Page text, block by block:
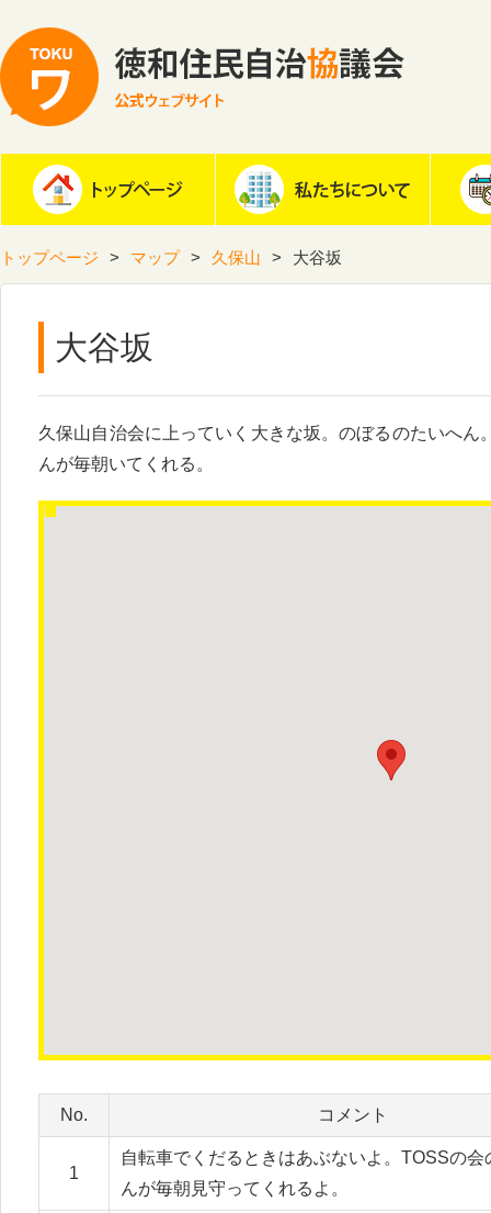
トップページ マップ 久保山 大谷坂
大谷坂
久保山自治会に上っていく大きな坂。のぼるのたいへん
んが毎朝いてくれる。
No. コメント
1
自転車でくだるときはあぶないよ。TOSSの会
んが毎朝見守ってくれるよ。